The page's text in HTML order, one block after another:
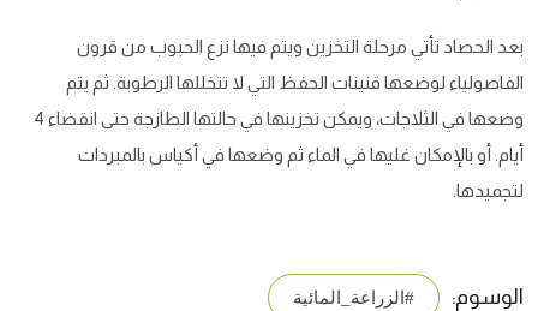
بعد الحصاد تأتي مرحلة التخزين ويتم فيها نزع الحبوب من قرون
الفاصولياء لوضعها قنينات الحفظ التي لا تتخللها الرطوبة. ثم يتم
وضعها في الثلاجات، ويمكن تخزينها في حالتها الطازجة حتى انقضاء 4
أيام. أو بالإمكان غليها في الماء ثم وضعها في أكياس بالمبردات
لتجميدها.
الوسوم: #الزراعة_المائية